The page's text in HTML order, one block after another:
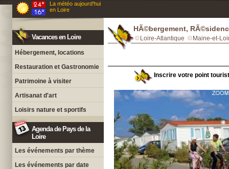
La météo aujourd'hui
en Loire
Vacances en Loire
Hébergement, locations
Restauration et Gastronomie
Patrimoine à visiter
Artisanat d'art
Loisirs nature et sportifs
Agenda de Pays de la
Loire
Les événements par thème
Les événements par date
HÃ©bergement,
Loire-Atlantique Maine-et-
Inscrire votre point